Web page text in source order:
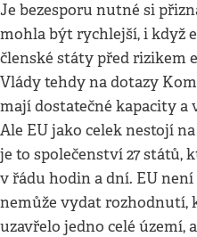
Je bezesporu nutné si
mohla být rychlejší, i když
členské státy před rizikem
Vlády tehdy na dotazy
mají dostatečné kapacity a
Ale EU jako celek nestojí
je to společenství 27 států,
v řádu hodin a dní. EU
nemůže vydat rozhodnutí,
uzavřelo jedno celé území,